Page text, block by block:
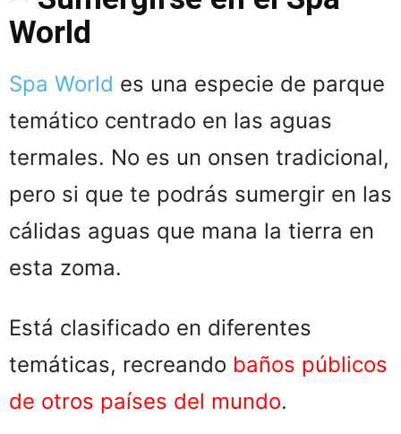
World
Spa World es una especie de parque
temático centrado en las aguas
termales. No es un onsen tradicional,
pero si que te podrás sumergir en las
cálidas aguas que mana la tierra en
esta zoma.
Está clasificado en diferentes
temáticas, recreando baños públicos
de otros países del mundo.